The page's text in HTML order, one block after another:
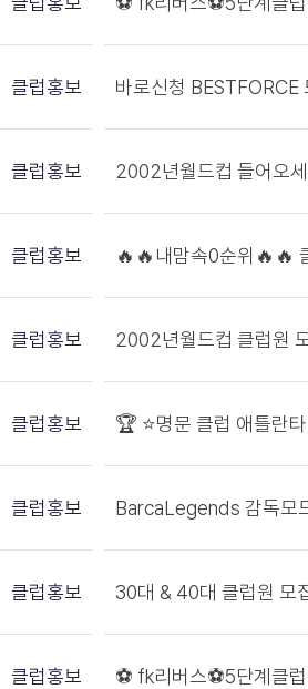
클럽홍보 바로신청 BESTFORCE
클럽홍보 2002년월드컵 들어오
클럽홍보 🔥🔥내맘속0순위🔥🔥
클럽홍보 2002년월드컵 클럽원
클럽홍보 🏆 ⭐️명문 클럽 애틀란
클럽홍보 BarcaLegends 감독모
클럽홍보 30대 & 40대 클럽원 모
클럽홍보 ⚽️ fk리버스⚽️5단계클